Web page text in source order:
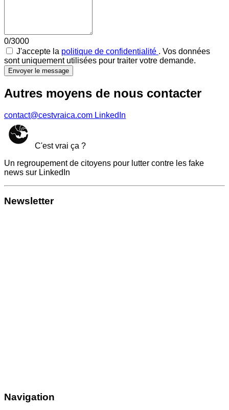
0/3000
J'accepte la politique de confidentialité . Vos données
sont uniquement utilisées pour traiter votre demande.
Envoyer le message
Autres moyens de nous contacter
contact@cestvraica.com LinkedIn
C'est vrai ça ?
Un regroupement de citoyens pour lutter contre les fake
news sur LinkedIn
Newsletter
Navigation